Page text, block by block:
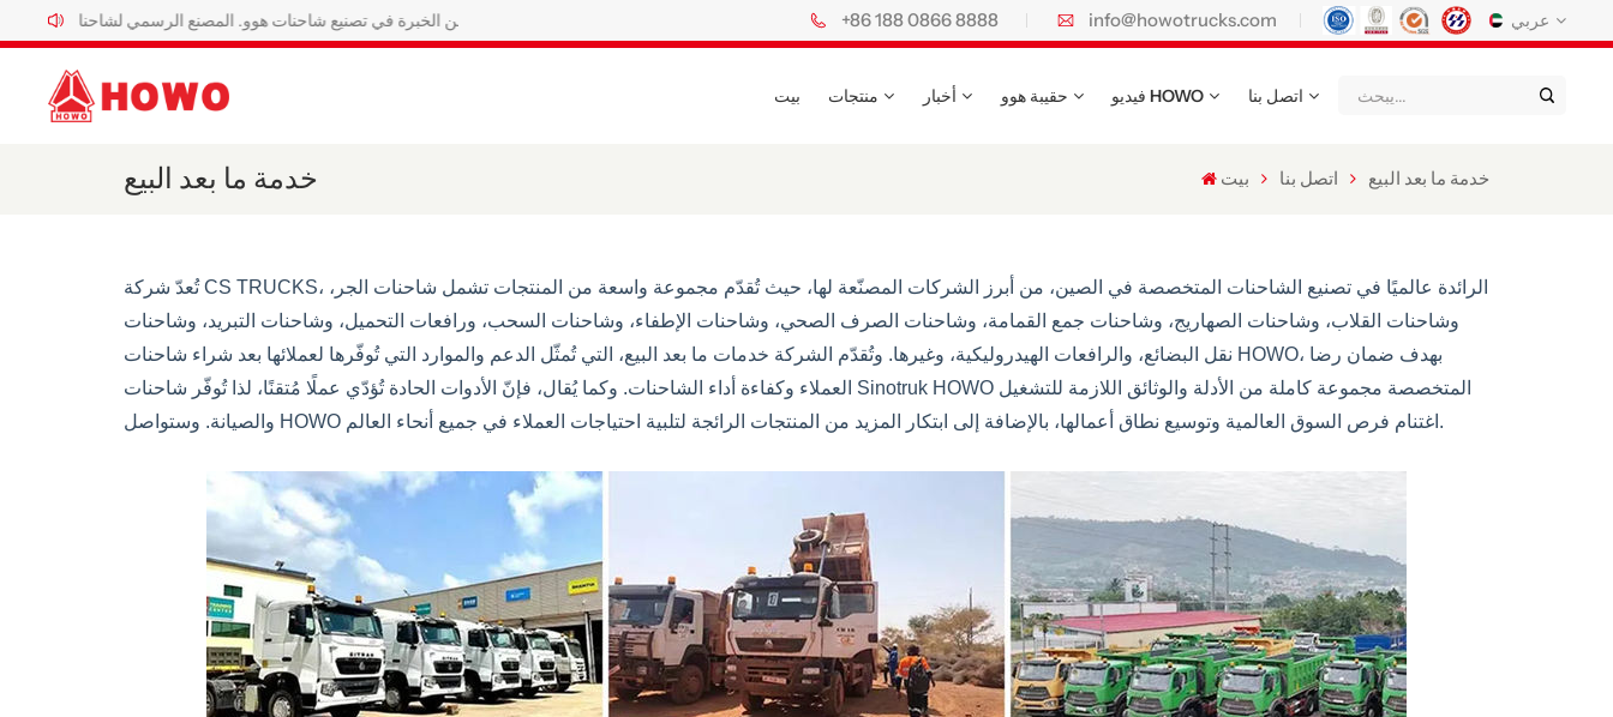
ثلاثون عاماً من الخبرة في تصنيع شاحنات هوو. المصنع الرسمي لشاحنات هوو الخاصة. +86 188 0866 8888 info@howotrucks.com عربي
Русский Italiano Español
한국어 Türk Ελληνικά
แบบไทย Magyar
Tiếng Việt عربي Қазақстан
українська čeština
Română فارسی
Svenska 中文
بيت منتجات أخبار حقيبة هوو فيديو HOWO اتصل بنا
خدمة ما بعد البيع بيت اتصل بنا خدمة ما بعد البيع
تُعدّ شركة CS TRUCKS، الرائدة عالميًا في تصنيع الشاحنات المتخصصة في الصين، من أبرز الشركات المصنّعة لها، حيث تُقدّم مجموعة واسعة من المنتجات تشمل شاحنات الجر،
وشاحنات القلاب، وشاحنات الصهاريج، وشاحنات جمع القمامة، وشاحنات الصرف الصحي، وشاحنات الإطفاء، وشاحنات السحب، ورافعات التحميل، وشاحنات التبريد، وشاحنات
نقل البضائع، والرافعات الهيدروليكية، وغيرها. وتُقدّم الشركة خدمات ما بعد البيع، التي تُمثّل الدعم والموارد التي تُوفّرها لعملائها بعد شراء شاحنات HOWO، بهدف ضمان رضا
العملاء وكفاءة أداء الشاحنات. وكما يُقال، فإنّ الأدوات الحادة تُؤدّي عملًا مُتقنًا، لذا تُوفّر شاحنات Sinotruk HOWO المتخصصة مجموعة كاملة من الأدلة والوثائق اللازمة للتشغيل
والصيانة. وستواصل HOWO اغتنام فرص السوق العالمية وتوسيع نطاق أعمالها، بالإضافة إلى ابتكار المزيد من المنتجات الرائجة لتلبية احتياجات العملاء في جميع أنحاء العالم.